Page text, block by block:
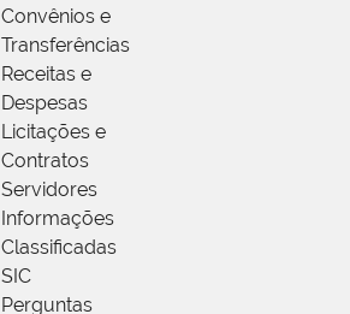
Convênios e
Transferências
Receitas e
Despesas
Licitações e
Contratos
Servidores
Informações
Classificadas
SIC
Perguntas